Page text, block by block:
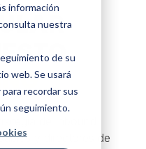
información
nuestra
de su
web. Se usará
recordar sus
seguimiento.
y directores de